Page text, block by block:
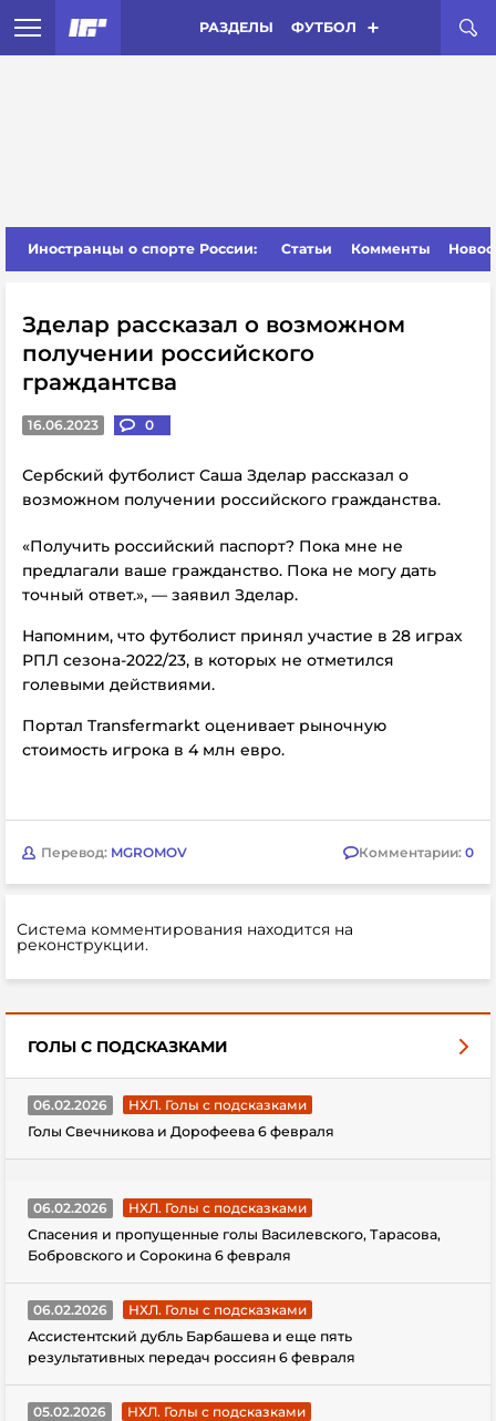
РАЗДЕЛЫ ФУТБОЛ
Иностранцы о спорте России: Статьи Комменты
Зделар рассказал о возможном
получении российского
граждантсва
16.06.2023 0
Сербский футболист Саша Зделар рассказал о
возможном получении российского гражданства.
«Получить российский паспорт? Пока мне не
предлагали ваше гражданство. Пока не могу дать
точный ответ.», — заявил Зделар.
Напомним, что футболист принял участие в 28 играх
РПЛ сезона-2022/23, в которых не отметился
голевыми действиями.
Портал Transfermarkt оценивает рыночную
стоимость игрока в 4 млн евро.
Перевод: MGROMOV Комментарии: 0
Система комментирования находится на
реконструкции.
ГОЛЫ С ПОДСКАЗКАМИ
06.02.2026
НХЛ. Голы с подсказками
Голы Свечникова и Дорофеева 6 февраля
06.02.2026
НХЛ. Голы с подсказками
Спасения и пропущенные голы Василевского, Тарасова,
Бобровского и Сорокина 6 февраля
06.02.2026
НХЛ. Голы с подсказками
Ассистентский дубль Барбашева и еще пять
результативных передач россиян 6 февраля
05.02.2026
НХЛ. Голы с подсказками